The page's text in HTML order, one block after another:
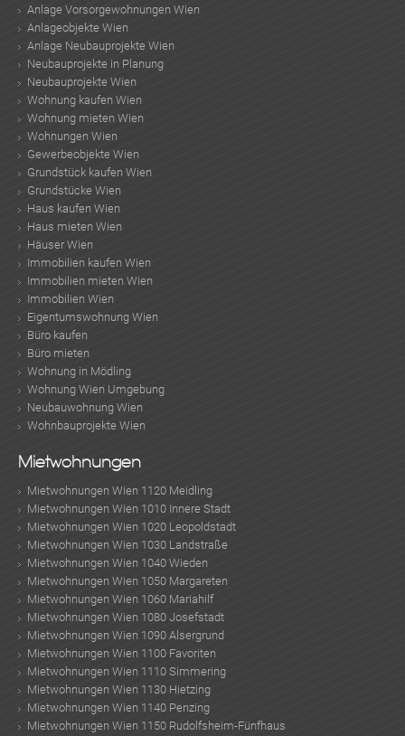
Anlage Vorsorgewohnungen Wien
Anlageobjekte Wien
Anlage Neubauprojekte Wien
Neubauprojekte in Planung
Neubauprojekte Wien
Wohnung kaufen Wien
Wohnung mieten Wien
Wohnungen Wien
Gewerbeobjekte Wien
Grundstück kaufen Wien
Grundstücke Wien
Haus kaufen Wien
Haus mieten Wien
Häuser Wien
Immobilien kaufen Wien
Immobilien mieten Wien
Immobilien Wien
Eigentumswohnung Wien
Büro kaufen
Büro mieten
Wohnung in Mödling
Wohnung Wien Umgebung
Neubauwohnung Wien
Wohnbauprojekte Wien
Mietwohnungen
Mietwohnungen Wien 1120 Meidling
Mietwohnungen Wien 1010 Innere Stadt
Mietwohnungen Wien 1020 Leopoldstadt
Mietwohnungen Wien 1030 Landstraße
Mietwohnungen Wien 1040 Wieden
Mietwohnungen Wien 1050 Margareten
Mietwohnungen Wien 1060 Mariahilf
Mietwohnungen Wien 1080 Josefstadt
Mietwohnungen Wien 1090 Alsergrund
Mietwohnungen Wien 1100 Favoriten
Mietwohnungen Wien 1110 Simmering
Mietwohnungen Wien 1130 Hietzing
Mietwohnungen Wien 1140 Penzing
Mietwohnungen Wien 1150 Rudolfsheim-Fünfhaus